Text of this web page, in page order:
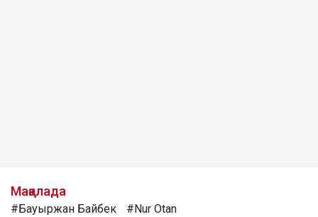
Мақалада
#Бауыржан Байбек #Nur Otan